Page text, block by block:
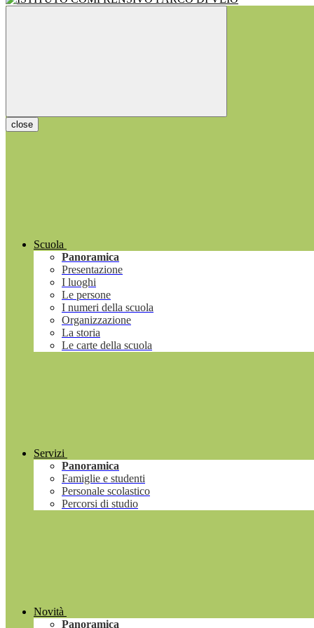
close
Scuola
Panoramica
Presentazione
I luoghi
Le persone
I numeri della scuola
Organizzazione
La storia
Le carte della scuola
Servizi
Panoramica
Famiglie e studenti
Personale scolastico
Percorsi di studio
Novità
Panoramica